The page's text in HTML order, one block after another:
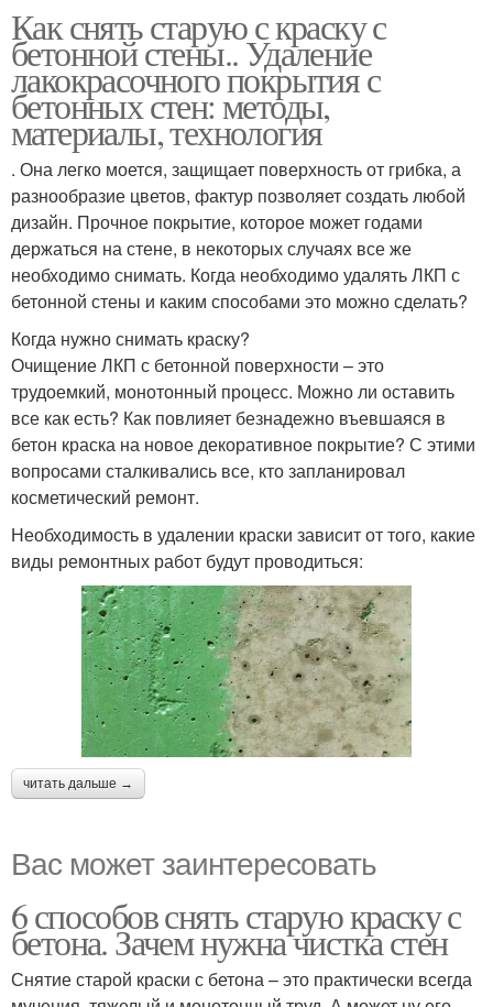
Как снять старую с краску с
бетонной стены.. Удаление
лакокрасочного покрытия с
бетонных стен: методы,
материалы, технология
. Она легко моется, защищает поверхность от грибка, а
разнообразие цветов, фактур позволяет создать любой
дизайн. Прочное покрытие, которое может годами
держаться на стене, в некоторых случаях все же
необходимо снимать. Когда необходимо удалять ЛКП с
бетонной стены и каким способами это можно сделать?
Когда нужно снимать краску?
Очищение ЛКП с бетонной поверхности – это
трудоемкий, монотонный процесс. Можно ли оставить
все как есть? Как повлияет безнадежно въевшаяся в
бетон краска на новое декоративное покрытие? С этими
вопросами сталкивались все, кто запланировал
косметический ремонт.
Необходимость в удалении краски зависит от того, какие
виды ремонтных работ будут проводиться:
читать дальше →
Вас может заинтересовать
6 способов снять старую краску с
бетона. Зачем нужна чистка стен
Снятие старой краски с бетона – это практически всегда